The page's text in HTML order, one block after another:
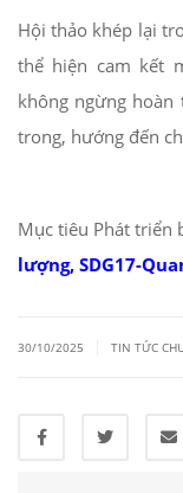
Hội thảo khép lại
thể hiện cam kết
không ngừng
trong, hướng đến
Mục tiêu Phát triển
lượng, SDG17-
30/10/2025 TIN TỨC